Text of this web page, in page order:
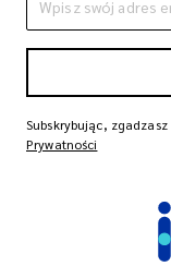
Subskrybując,
Prywatności